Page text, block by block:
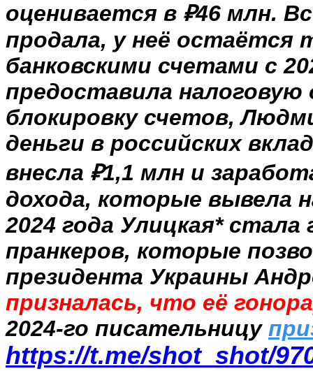
оценивается в ₽46 млн.
продала, у неё остаётся
банковскими счетами с
предоставила
блокировку счетов,
деньги в российских
внесла ₽1,1 млн и
дохода, которые вывела
2024 года Улицкая*
пранкеров, которые
президента Украины
призналась, что её
2024-го писательницу
https://t.me/shot_shot/